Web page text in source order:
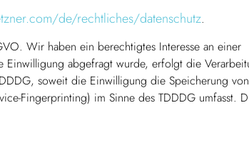
de/rechtliches/datenschutz.
Wir haben ein berechtigtes Interesse an einer
Einwilligung abgefragt wurde, erfolgt die
soweit die Einwilligung die Speicherung von
Fingerprinting) im Sinne des TDDDG umfasst.